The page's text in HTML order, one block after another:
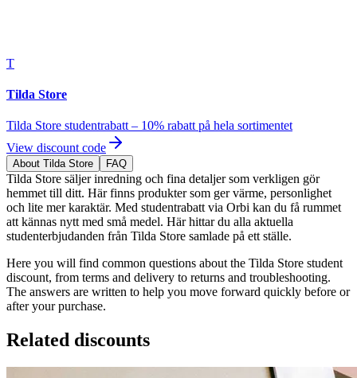
T
Tilda Store
Tilda Store studentrabatt – 10% rabatt på hela sortimentet
View discount code
About Tilda Store FAQ
Tilda Store säljer inredning och fina detaljer som verkligen gör
hemmet till ditt. Här finns produkter som ger värme, personlighet
och lite mer karaktär. Med studentrabatt via Orbi kan du få rummet
att kännas nytt med små medel. Här hittar du alla aktuella
studenterbjudanden från Tilda Store samlade på ett ställe.
Here you will find common questions about the Tilda Store student
discount, from terms and delivery to returns and troubleshooting.
The answers are written to help you move forward quickly before or
after your purchase.
Related discounts